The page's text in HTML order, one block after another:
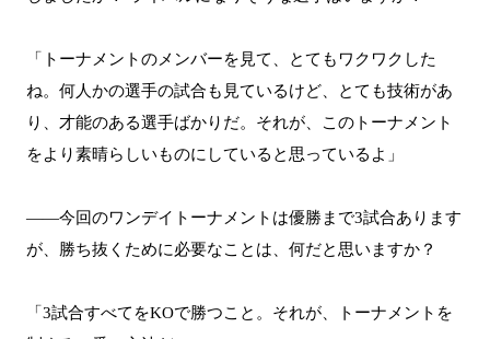
「トーナメントのメンバーを見て、とてもワクワクした
ね。何人かの選手の試合も見ているけど、とても技術があ
り、才能のある選手ばかりだ。それが、このトーナメント
をより素晴らしいものにしていると思っているよ」
――今回のワンデイトーナメントは優勝まで3試合あります
が、勝ち抜くために必要なことは、何だと思いますか？
「3試合すべてをKOで勝つこと。それが、トーナメントを